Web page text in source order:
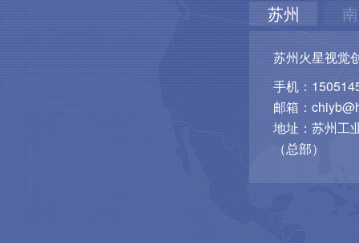
苏州
苏州火星视觉
手机：
邮箱：
地址：苏州工
（总部）